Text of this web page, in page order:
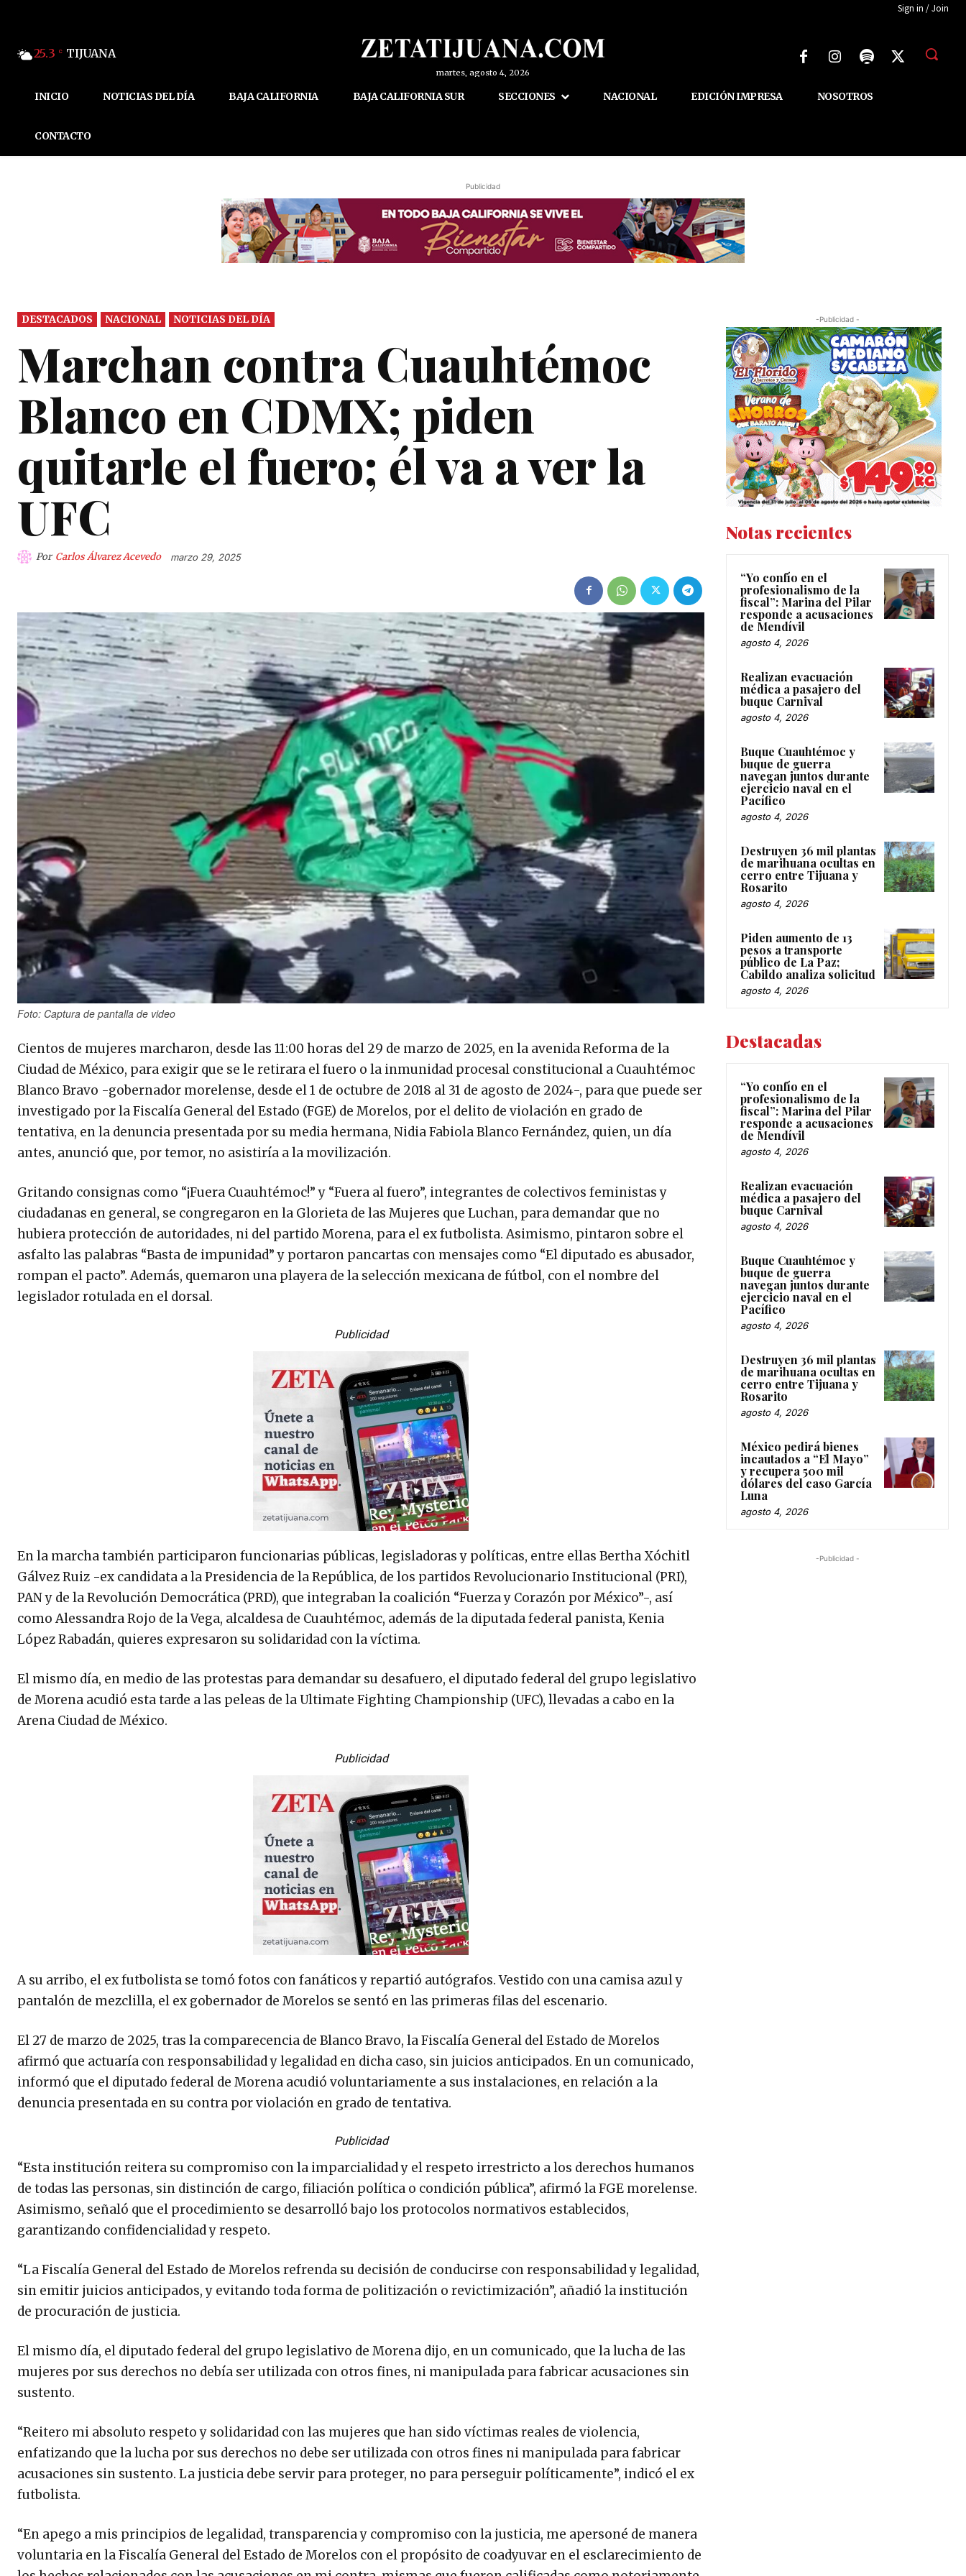
Sign in / Join
25.3 C TIJUANA
martes, agosto 4, 2026
INICIO NOTICIAS DEL DÍA BAJA CALIFORNIA BAJA CALIFORNIA SUR SECCIONES NACIONAL EDICIÓN IMPRESA NOSOTROS
CONTACTO
Publicidad
DESTACADOS NACIONAL NOTICIAS DEL DÍA
Marchan contra Cuauhtémoc
Blanco en CDMX; piden
quitarle el fuero; él va a ver la
UFC
Por Carlos Álvarez Acevedo marzo 29, 2025
Foto: Captura de pantalla de video
Cientos de mujeres marcharon, desde las 11:00 horas del 29 de marzo de 2025, en la avenida Reforma de la
Ciudad de México, para exigir que se le retirara el fuero o la inmunidad procesal constitucional a Cuauhtémoc
Blanco Bravo -gobernador morelense, desde el 1 de octubre de 2018 al 31 de agosto de 2024-, para que puede ser
investigado por la Fiscalía General del Estado (FGE) de Morelos, por el delito de violación en grado de
tentativa, en la denuncia presentada por su media hermana, Nidia Fabiola Blanco Fernández, quien, un día
antes, anunció que, por temor, no asistiría a la movilización.
Gritando consignas como “¡Fuera Cuauhtémoc!” y “Fuera al fuero”, integrantes de colectivos feministas y
ciudadanas en general, se congregaron en la Glorieta de las Mujeres que Luchan, para demandar que no
hubiera protección de autoridades, ni del partido Morena, para el ex futbolista. Asimismo, pintaron sobre el
asfalto las palabras “Basta de impunidad” y portaron pancartas con mensajes como “El diputado es abusador,
rompan el pacto”. Además, quemaron una playera de la selección mexicana de fútbol, con el nombre del
legislador rotulada en el dorsal.
Publicidad
En la marcha también participaron funcionarias públicas, legisladoras y políticas, entre ellas Bertha Xóchitl
Gálvez Ruiz -ex candidata a la Presidencia de la República, de los partidos Revolucionario Institucional (PRI),
PAN y de la Revolución Democrática (PRD), que integraban la coalición “Fuerza y Corazón por México”-, así
como Alessandra Rojo de la Vega, alcaldesa de Cuauhtémoc, además de la diputada federal panista, Kenia
López Rabadán, quieres expresaron su solidaridad con la víctima.
El mismo día, en medio de las protestas para demandar su desafuero, el diputado federal del grupo legislativo
de Morena acudió esta tarde a las peleas de la Ultimate Fighting Championship (UFC), llevadas a cabo en la
Arena Ciudad de México.
Publicidad
A su arribo, el ex futbolista se tomó fotos con fanáticos y repartió autógrafos. Vestido con una camisa azul y
pantalón de mezclilla, el ex gobernador de Morelos se sentó en las primeras filas del escenario.
El 27 de marzo de 2025, tras la comparecencia de Blanco Bravo, la Fiscalía General del Estado de Morelos
afirmó que actuaría con responsabilidad y legalidad en dicha caso, sin juicios anticipados. En un comunicado,
informó que el diputado federal de Morena acudió voluntariamente a sus instalaciones, en relación a la
denuncia presentada en su contra por violación en grado de tentativa.
Publicidad
“Esta institución reitera su compromiso con la imparcialidad y el respeto irrestricto a los derechos humanos
de todas las personas, sin distinción de cargo, filiación política o condición pública”, afirmó la FGE morelense.
Asimismo, señaló que el procedimiento se desarrolló bajo los protocolos normativos establecidos,
garantizando confidencialidad y respeto.
“La Fiscalía General del Estado de Morelos refrenda su decisión de conducirse con responsabilidad y legalidad,
sin emitir juicios anticipados, y evitando toda forma de politización o revictimización”, añadió la institución
de procuración de justicia.
El mismo día, el diputado federal del grupo legislativo de Morena dijo, en un comunicado, que la lucha de las
mujeres por sus derechos no debía ser utilizada con otros fines, ni manipulada para fabricar acusaciones sin
sustento.
“Reitero mi absoluto respeto y solidaridad con las mujeres que han sido víctimas reales de violencia,
enfatizando que la lucha por sus derechos no debe ser utilizada con otros fines ni manipulada para fabricar
acusaciones sin sustento. La justicia debe servir para proteger, no para perseguir políticamente”, indicó el ex
futbolista.
“En apego a mis principios de legalidad, transparencia y compromiso con la justicia, me apersoné de manera
voluntaria en la Fiscalía General del Estado de Morelos con el propósito de coadyuvar en el esclarecimiento de
-Publicidad -
Notas recientes
“Yo confío en el
profesionalismo de la
fiscal”: Marina del Pilar
responde a acusaciones
de Mendívil
agosto 4, 2026
Realizan evacuación
médica a pasajero del
buque Carnival
agosto 4, 2026
Buque Cuauhtémoc y
buque de guerra
navegan juntos durante
ejercicio naval en el
Pacífico
agosto 4, 2026
Destruyen 36 mil plantas
de marihuana ocultas en
cerro entre Tijuana y
Rosarito
agosto 4, 2026
Piden aumento de 13
pesos a transporte
público de La Paz;
Cabildo analiza solicitud
agosto 4, 2026
Destacadas
“Yo confío en el
profesionalismo de la
fiscal”: Marina del Pilar
responde a acusaciones
de Mendívil
agosto 4, 2026
Realizan evacuación
médica a pasajero del
buque Carnival
agosto 4, 2026
Buque Cuauhtémoc y
buque de guerra
navegan juntos durante
ejercicio naval en el
Pacífico
agosto 4, 2026
Destruyen 36 mil plantas
de marihuana ocultas en
cerro entre Tijuana y
Rosarito
agosto 4, 2026
México pedirá bienes
incautados a “El Mayo”
y recupera 500 mil
dólares del caso García
Luna
agosto 4, 2026
-Publicidad -